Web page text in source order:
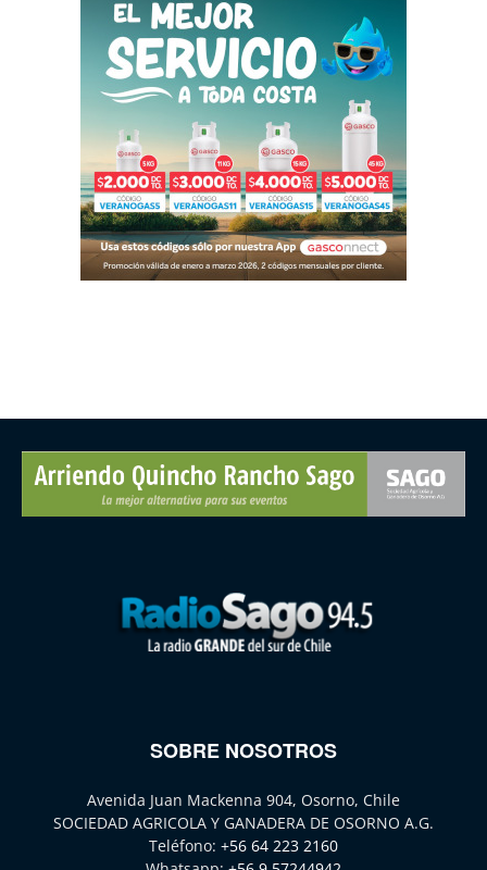
SOBRE NOSOTROS
Avenida Juan Mackenna 904, Osorno, Chile
SOCIEDAD AGRICOLA Y GANADERA DE OSORNO A.G.
Teléfono: +56 64 223 2160